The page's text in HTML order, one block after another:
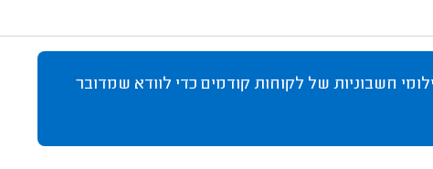
חשבוניות של לקוחות קודמים כדי לוודא שמדובר